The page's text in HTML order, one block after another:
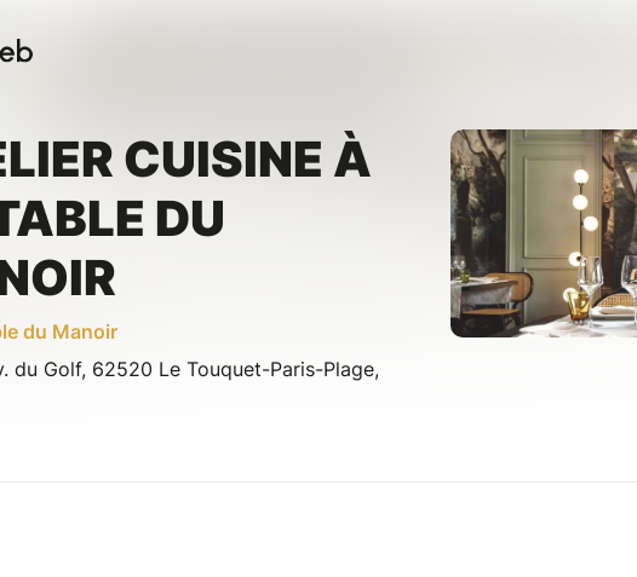
CUISINE À
DU
du Manoir
du Golf, 62520 Le Touquet-Paris-Plage,